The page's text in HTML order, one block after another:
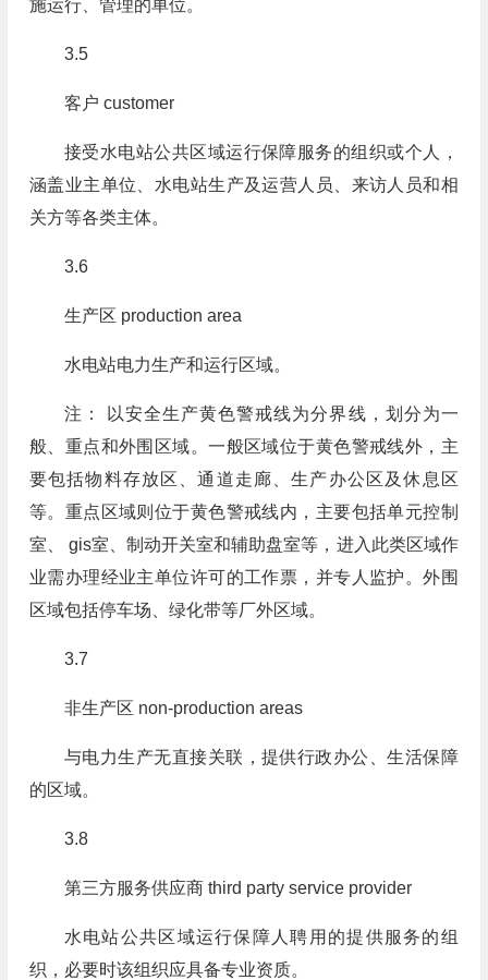
施运行、管理的单位。
3.5
客户 customer
接受水电站公共区域运行保障服务的组织或个人，
涵盖业主单位、水电站生产及运营人员、来访人员和相
关方等各类主体。
3.6
生产区 production area
水电站电力生产和运行区域。
注： 以安全生产黄色警戒线为分界线，划分为一
般、重点和外围区域。一般区域位于黄色警戒线外，主
要包括物料存放区、通道走廊、生产办公区及休息区
等。重点区域则位于黄色警戒线内，主要包括单元控制
室、 gis室、制动开关室和辅助盘室等，进入此类区域作
业需办理经业主单位许可的工作票，并专人监护。外围
区域包括停车场、绿化带等厂外区域。
3.7
非生产区 non-production areas
与电力生产无直接关联，提供行政办公、生活保障
的区域。
3.8
第三方服务供应商 third party service provider
水电站公共区域运行保障人聘用的提供服务的组
织，必要时该组织应具备专业资质。